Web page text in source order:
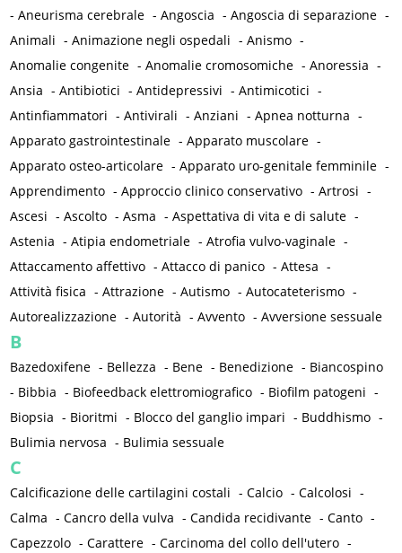
-Aneurisma cerebrale -Angoscia -Angoscia di separazione -
Animali -Animazione negli ospedali -Anismo -
Anomalie congenite -Anomalie cromosomiche -Anoressia -
Ansia -Antibiotici -Antidepressivi -Antimicotici -
Antinfiammatori -Antivirali -Anziani -Apnea notturna -
Apparato gastrointestinale -Apparato muscolare -
Apparato osteo-articolare -Apparato uro-genitale femminile -
Apprendimento -Approccio clinico conservativo -Artrosi -
Ascesi -Ascolto -Asma -Aspettativa di vita e di salute -
Astenia -Atipia endometriale -Atrofia vulvo-vaginale -
Attaccamento affettivo -Attacco di panico -Attesa -
Attività fisica -Attrazione -Autismo -Autocateterismo -
Autorealizzazione -Autorità -Avvento -Avversione sessuale
B
Bazedoxifene - Bellezza - Bene - Benedizione - Biancospino
- Bibbia - Biofeedback elettromiografico - Biofilm patogeni -
Biopsia - Bioritmi - Blocco del ganglio impari - Buddhismo -
Bulimia nervosa - Bulimia sessuale
C
Calcificazione delle cartilagini costali -Calcio -Calcolosi -
Calma -Cancro della vulva -Candida recidivante -Canto -
Capezzolo -Carattere -Carcinoma del collo dell'utero -